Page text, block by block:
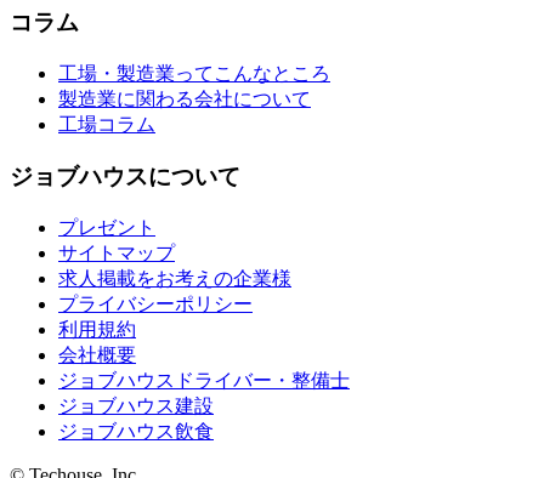
コラム
工場・製造業ってこんなところ
製造業に関わる会社について
工場コラム
ジョブハウスについて
プレゼント
サイトマップ
求人掲載をお考えの企業様
プライバシーポリシー
利用規約
会社概要
ジョブハウスドライバー・整備士
ジョブハウス建設
ジョブハウス飲食